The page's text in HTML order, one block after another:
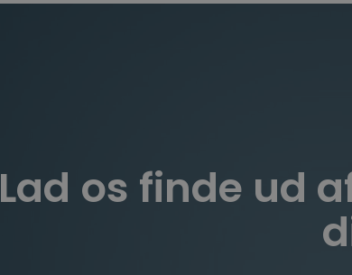
Lad os finde ud